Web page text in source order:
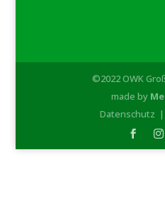
©2022 OWK
made by
Datenschutz